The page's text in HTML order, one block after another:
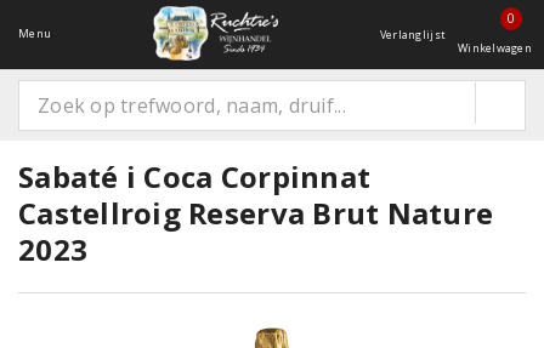
Menu Verlanglijst
0
Winkelwagen
Sabaté i Coca Corpinnat
Castellroig Reserva Brut Nature
2023